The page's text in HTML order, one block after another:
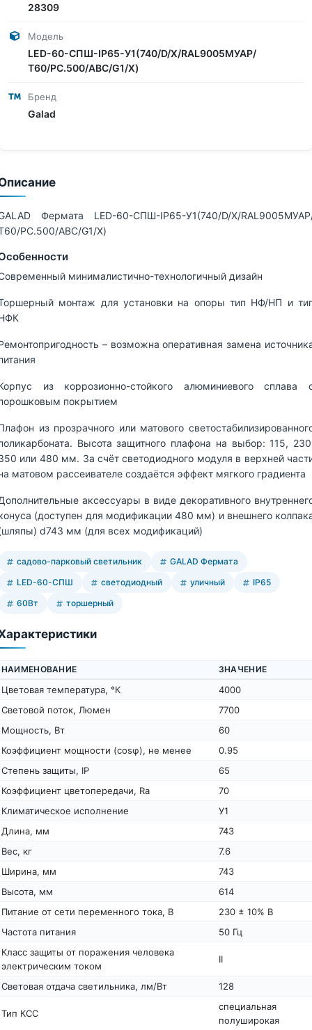
28309
Модель
LED-60-СПШ-IP65-У1(740/D/X/RAL9005МУАР/
Т60/PC.500/ABC/G1/X)
Бренд
Galad
Фермата LED-60-СПШ-IP65-У1(740/D/X/
PC.500/ABC/G1/X)
минималистично-технологичный дизайн
монтаж для установки на опоры тип НФ/НП и
– возможна оперативная замена
из коррозионно-стойкого алюминиевого сплава
покрытием
из прозрачного или матового
Высота защитного плафона на выбор: 115,
или 480 мм. За счёт светодиодного модуля в верхней
матовом рассеивателе создаётся эффект мягкого градиента
аксессуары в виде декоративного
(доступен для модификации 480 мм) и внешнего
d743 мм (для всех модификаций)
садово-парковый светильник
GALAD Фермата
LED-60-СПШ
светодиодный уличный
IP65
60Вт
торшерный
НАИМЕНОВАНИЕ ЗНАЧЕНИЕ
Цветовая температура, °К
4000
Световой поток, Люмен
7700
Мощность, Вт
60
Коэффициент мощности (cosφ), не менее
0.95
Степень защиты, IP
65
Коэффициент цветопередачи, Ra
70
Климатическое исполнение
У1
Длина, мм
743
Вес, кг
7.6
Ширина, мм
743
Высота, мм
614
Питание от сети переменного тока, В
230 ± 10% В
Частота питания
50 Гц
Класс защиты от поражения человека
электрическим током
II
Световая отдача светильника, лм/Вт 128
Тип КСС
специальная
полуширокая